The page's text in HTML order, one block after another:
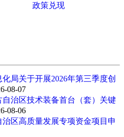
政策兑现
局关于开展2026年第三季度创
08-07
自治区技术装备首台（套）关键
08-06
治区高质量发展专项资金项目申